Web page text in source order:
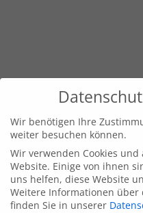
Wir benötigen Ihre
weiter besuchen können.
Wir verwenden Cookies
Website. Einige von ihnen
uns helfen, diese Website
Weitere Informationen über
finden Sie in unserer